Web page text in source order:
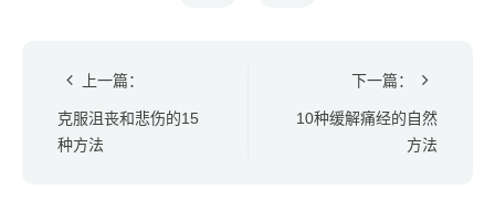
上一篇：
克服沮丧和悲伤的15
种方法
下一篇：
10种缓解痛经的自然
方法